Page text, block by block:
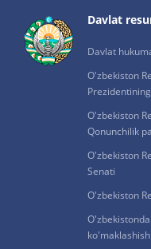
Davlat
Davlat
O'zbekiston
O'zbekiston
Qonunchilik
O'zbekiston
Senati
O'zbekiston